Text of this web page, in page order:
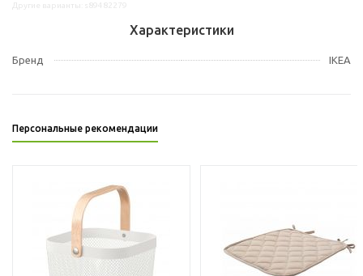
Характеристики
Бренд IKEA
Персональные рекомендации